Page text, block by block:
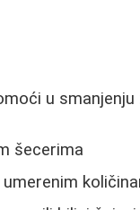
u
šecerima